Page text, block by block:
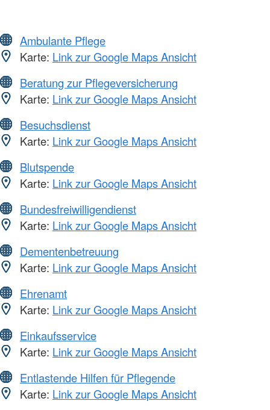
Ambulante Pflege
Karte: Link zur Google Maps Ansicht
Beratung zur Pflegeversicherung
Karte: Link zur Google Maps Ansicht
Besuchsdienst
Karte: Link zur Google Maps Ansicht
Blutspende
Karte: Link zur Google Maps Ansicht
Bundesfreiwilligendienst
Karte: Link zur Google Maps Ansicht
Dementenbetreuung
Karte: Link zur Google Maps Ansicht
Ehrenamt
Karte: Link zur Google Maps Ansicht
Einkaufsservice
Karte: Link zur Google Maps Ansicht
Entlastende Hilfen für Pflegende
Karte: Link zur Google Maps Ansicht